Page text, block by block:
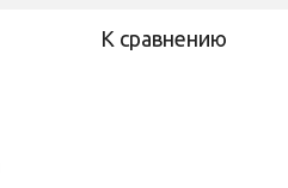
К сравнению